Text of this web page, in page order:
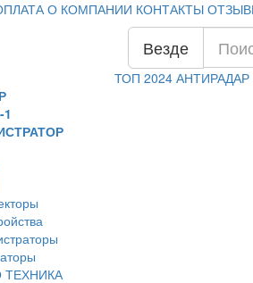
О КОМПАНИИ КОНТАКТЫ
Везде
ТЕХНИКА
ТОП 2024 АНТИРАДАР